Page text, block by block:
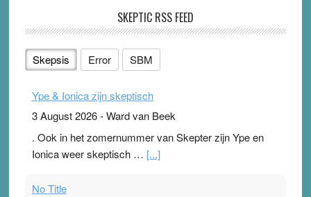
SKEPTIC RSS FEED
Skepsis Error SBM
Ype & Ionica zijn skeptisch
3 August 2026-Ward van Beek
. Ook in het zomernummer van Skepter zijn Ype en
Ionica weer skeptisch … [...]
No Title